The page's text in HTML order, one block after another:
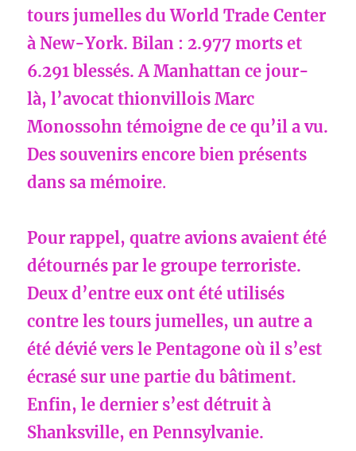
tours jumelles du World Trade Center
à New-York. Bilan : 2.977 morts et
6.291 blessés. A Manhattan ce jour-
là, l’avocat thionvillois Marc
Monossohn témoigne de ce qu’il a vu.
Des souvenirs encore bien présents
dans sa mémoire.
Pour rappel, quatre avions avaient été
détournés par le groupe terroriste.
Deux d’entre eux ont été utilisés
contre les tours jumelles, un autre a
été dévié vers le Pentagone où il s’est
écrasé sur une partie du bâtiment.
Enfin, le dernier s’est détruit à
Shanksville, en Pennsylvanie.